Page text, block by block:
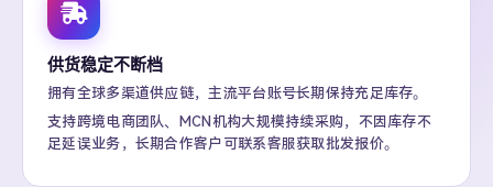
供货稳定不断档
拥有全球多渠道供应链，主流平台账号长期保持充足库存。
支持跨境电商团队、MCN机构大规模持续采购，不因库存不
足延误业务，长期合作客户可联系客服获取批发报价。